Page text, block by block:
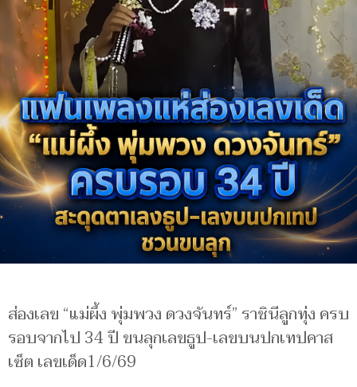
ส่องเลข “แม่ผึ้ง พุ่มพวง ดวงจันทร์” ราชินีลูกทุ่ง ครบ
รอบจากไป 34 ปี ขนลุกเลขธูป-เลขบนปกเทปคาส
เซ็ต เลขเด็ด1/6/69